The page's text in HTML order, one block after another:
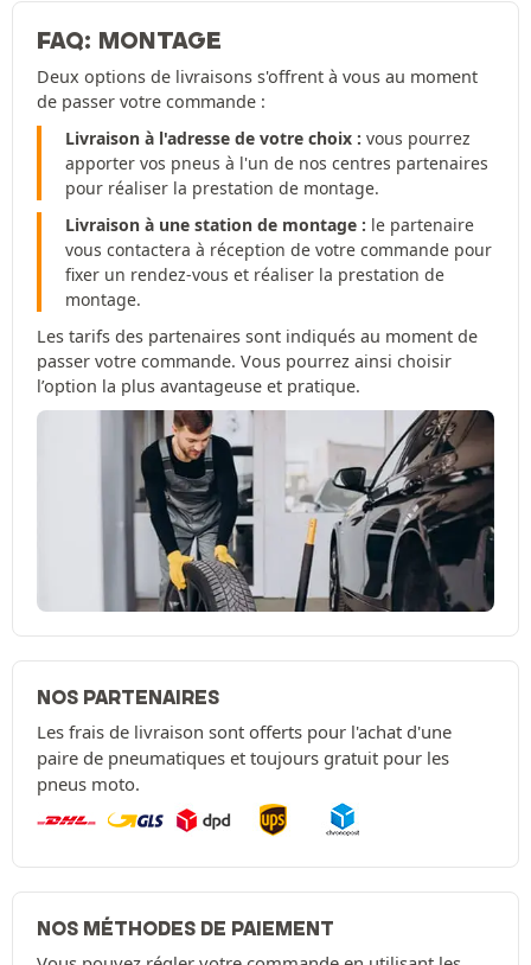
FAQ: MONTAGE
Deux options de livraisons s'offrent à vous au moment
de passer votre commande :
Livraison à l'adresse de votre choix : vous pourrez
apporter vos pneus à l'un de nos centres partenaires
pour réaliser la prestation de montage.
Livraison à une station de montage : le partenaire
vous contactera à réception de votre commande pour
fixer un rendez-vous et réaliser la prestation de
montage.
Les tarifs des partenaires sont indiqués au moment de
passer votre commande. Vous pourrez ainsi choisir
l’option la plus avantageuse et pratique.
NOS PARTENAIRES
Les frais de livraison sont offerts pour l'achat d'une
paire de pneumatiques et toujours gratuit pour les
pneus moto.
NOS MÉTHODES DE PAIEMENT